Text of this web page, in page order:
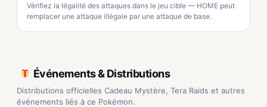
Vérifiez la légalité des attaques dans le jeu cible — HOME peut
remplacer une attaque illégale par une attaque de base.
Événements & Distributions
Distributions officielles Cadeau Mystère, Tera Raids et autres
événements liés à ce Pokémon.